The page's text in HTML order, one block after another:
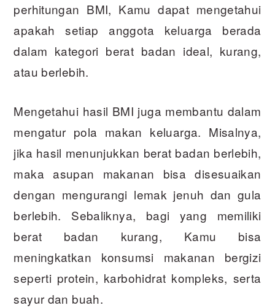
perhitungan BMI, Kamu dapat mengetahui
apakah setiap anggota keluarga berada
dalam kategori berat badan ideal, kurang,
atau berlebih.
Mengetahui hasil BMI juga membantu dalam
mengatur pola makan keluarga. Misalnya,
jika hasil menunjukkan berat badan berlebih,
maka asupan makanan bisa disesuaikan
dengan mengurangi lemak jenuh dan gula
berlebih. Sebaliknya, bagi yang memiliki
berat badan kurang, Kamu bisa
meningkatkan konsumsi makanan bergizi
seperti protein, karbohidrat kompleks, serta
sayur dan buah.